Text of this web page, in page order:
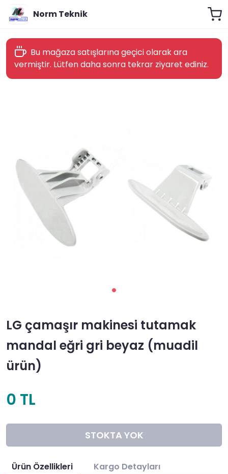
Norm Teknik
Bu mağaza satışlarına geçici olarak ara
vermiştir. Lütfen daha sonra tekrar ziyaret ediniz.
LG çamaşır makinesi tutamak
mandal eğri gri beyaz (muadil
ürün)
0 TL
STOKTA YOK
Ürün Özellikleri Kargo Detayları